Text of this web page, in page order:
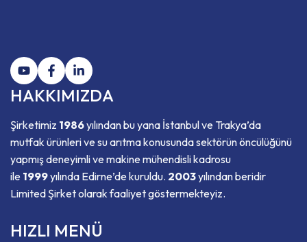
HAKKIMIZDA
Şirketimiz 1986yılından bu yana İstanbul ve Trakya’da
mutfak ürünleri ve su arıtma konusunda sektörün öncülüğünü
yapmış deneyimli ve makine mühendisli kadrosu
ile 1999yılında Edirne’de kuruldu. 2003yılından beridir
Limited Şirket olarak faaliyet göstermekteyiz.
HIZLI MENÜ